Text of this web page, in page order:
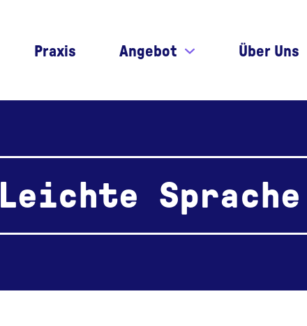
Praxis Angebot Über Uns
Leichte Sprache